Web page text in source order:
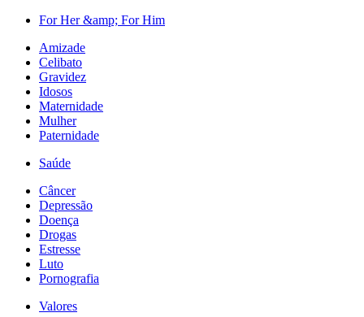
For Her &amp; For Him
Amizade
Celibato
Gravidez
Idosos
Maternidade
Mulher
Paternidade
Saúde
Câncer
Depressão
Doença
Drogas
Estresse
Luto
Pornografia
Valores